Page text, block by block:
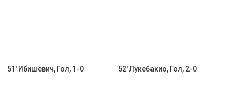
51' Ибишевич, Гол, 1-0 52' Лукебакио, Гол, 2-0